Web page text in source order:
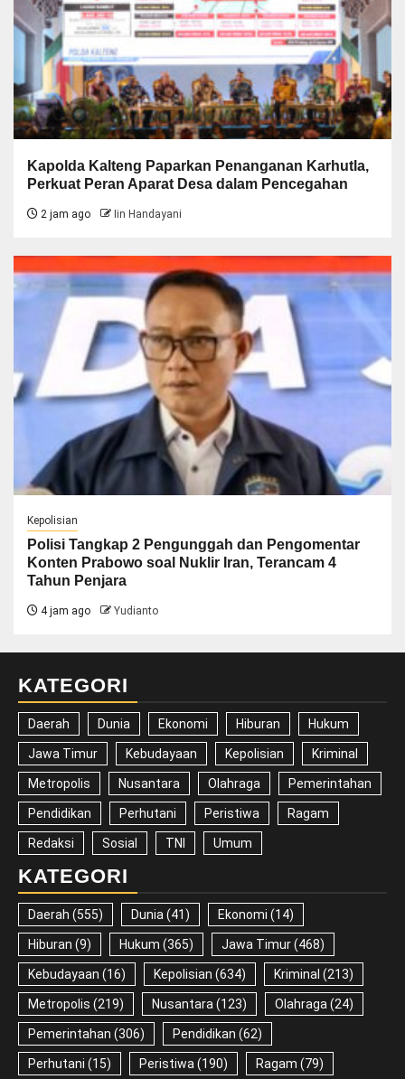
Kapolda Kalteng Paparkan Penanganan Karhutla,
Perkuat Peran Aparat Desa dalam Pencegahan
2 jam ago Iin Handayani
Kepolisian
Polisi Tangkap 2 Pengunggah dan Pengomentar
Konten Prabowo soal Nuklir Iran, Terancam 4
Tahun Penjara
4 jam ago Yudianto
KATEGORI
Daerah Dunia Ekonomi Hiburan Hukum
Jawa Timur Kebudayaan Kepolisian Kriminal
Metropolis Nusantara Olahraga Pemerintahan
Pendidikan Perhutani Peristiwa Ragam
Redaksi Sosial TNI Umum
KATEGORI
Daerah (555) Dunia (41) Ekonomi (14)
Hiburan (9) Hukum (365) Jawa Timur(468)
Kebudayaan (16) Kepolisian (634) Kriminal (213)
Metropolis (219) Nusantara (123) Olahraga (24)
Pemerintahan (306) Pendidikan (62)
Perhutani (15) Peristiwa (190) Ragam (79)